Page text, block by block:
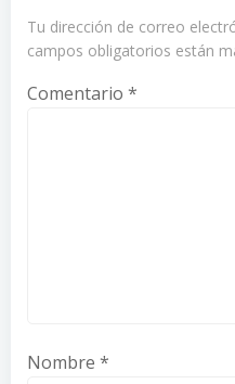
Tu dirección de correo
campos obligatorios están
Comentario *
Nombre *